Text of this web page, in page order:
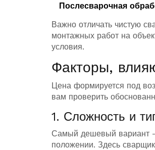
Послесварочная
Важно отличать чистую
монтажных работ на
условия.
Факторы,
Цена формируется под
вам проверить
1. Сложность и
Самый дешевый вариант -
положении. Здесь